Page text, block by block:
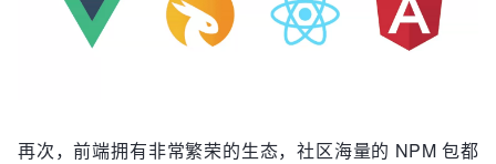
再次，前端拥有非常繁荣的生态，社区海量的 NPM 包都